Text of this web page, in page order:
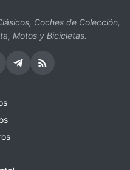
Coches de Colección,
Motos y Bicicletas.